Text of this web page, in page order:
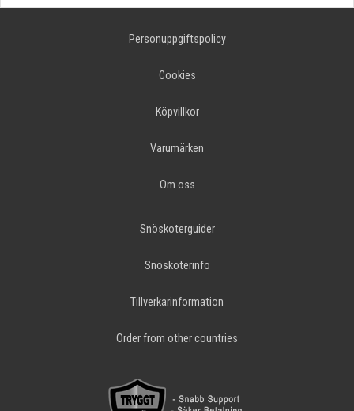
Personuppgiftspolicy
Cookies
Köpvillkor
Varumärken
Om oss
Snöskoterguider
Snöskoterinfo
Tillverkarinformation
Order from other countries